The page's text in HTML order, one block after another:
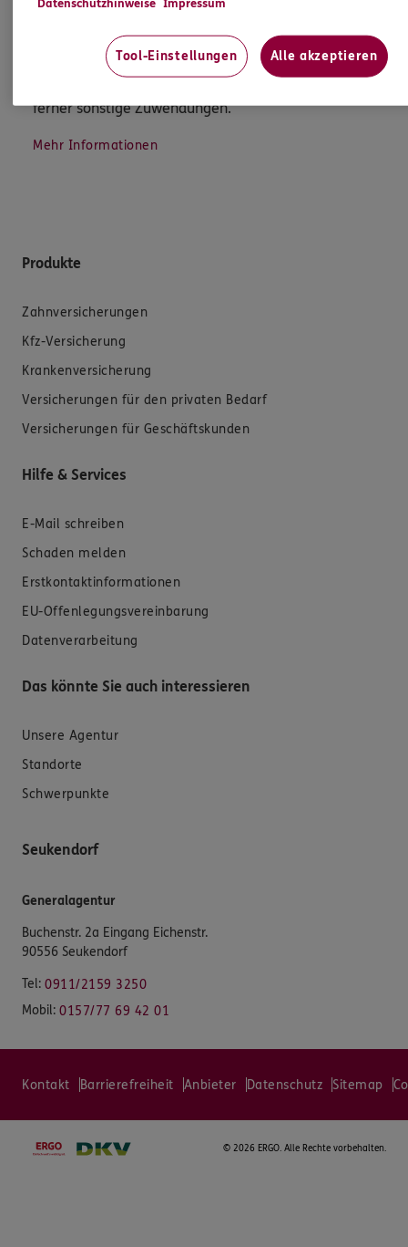
sowie auch gesetzliche Regelungen halten mich
dazu an. Ich biete Beratung an, für die
ferner sonstige Zuwendungen.
Mehr Informationen
Produkte
Zahnversicherungen
Kfz-Versicherung
Krankenversicherung
Versicherungen für den privaten Bedarf
Versicherungen für Geschäftskunden
Hilfe & Services
E-Mail schreiben
Schaden melden
Erstkontaktinformationen
EU-Offenlegungsvereinbarung
Datenverarbeitung
Das könnte Sie auch interessieren
Unsere Agentur
Standorte
Schwerpunkte
Seukendorf
Generalagentur
Buchenstr. 2a Eingang Eichenstr.
90556 Seukendorf
Tel: 0911/2159 3250
Mobil: 0157/77 69 42 01
Kontakt Barrierefreiheit Anbieter Datenschutz Sitemap
© 2026 ERGO. Alle Rechte vorbehalten.
Datenschutzhinweise Impressum
Tool-Einstellungen Alle akzeptieren